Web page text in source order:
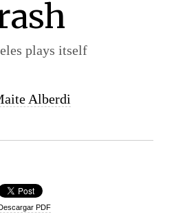
plays itself
Alberdi
PDF